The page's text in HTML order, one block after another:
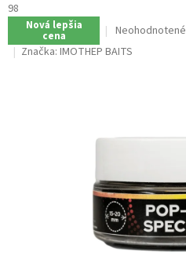
98
Nová lepšia
cena
Priemerné
hodnotenie
produktu
hviezdičiek.
Neohodnotené
Značka: IMOTHEP BAITS